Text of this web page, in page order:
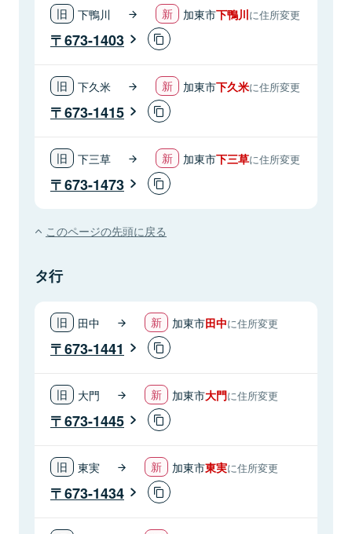
下鴨川 加東市下鴨川に住所変更
673-1403
下久米 加東市下久米に住所変更
673-1415
下三草 加東市下三草に住所変更
673-1473
このページの先頭に戻る
タ行
田中 加東市田中に住所変更
673-1441
大門 加東市大門に住所変更
673-1445
東実 加東市東実に住所変更
673-1434